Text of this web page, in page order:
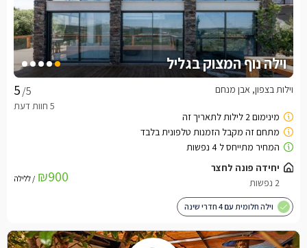
וילה נוף המצוק בגליל
/5 וילות בצפון, אבן מנחם
יחידה פונה לחצר
2 נפשות
₪900 / ללילה
וילה חלומית עם 4 חדרי שינה